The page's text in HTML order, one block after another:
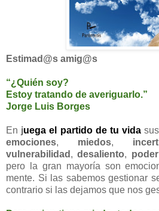
Estimad@s amig@s
“¿Quién soy?
Estoy tratando de averiguarlo.”
Jorge Luis Borges
En juega el partido de tu vida
emociones, miedos,
vulnerabilidad ,desaliento, poder
pero la gran mayoría son
mente. Si las sabemos gestionar
contrario si las dejamos que nos